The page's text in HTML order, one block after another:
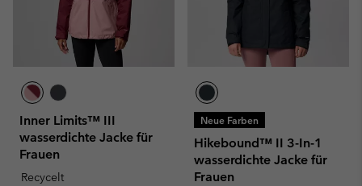
Inner Limits™ III
wasserdichte Jacke für
Frauen
Recycelt
Neue Farben
Hikebound™ II 3-In-1
wasserdichte Jacke für
Frauen